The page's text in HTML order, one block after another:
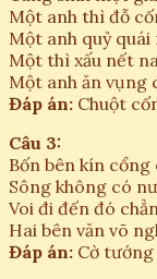
Một anh thì đỗ
Một anh quỷ
Một thì xấu nết
Một anh ăn vụng
Đáp án: Chuột
Câu 3:
Bốn bên kín
Sông không có
Voi đi đến đó
Hai bên văn võ
Đáp án: Cờ tướng